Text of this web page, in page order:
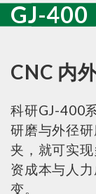
GJ-400
CNC 内
科研GJ-400
研磨与外径
夹，就可实
资成本与人
变。